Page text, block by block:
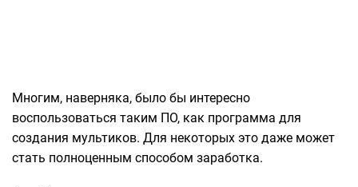
Многим, наверняка, было бы интересно
воспользоваться таким ПО, как программа для
создания мультиков. Для некоторых это даже может
стать полноценным способом заработка.